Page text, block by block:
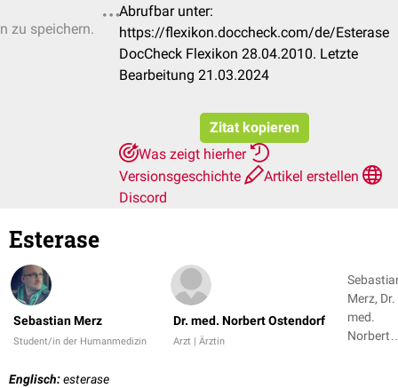
zu speichern.
Abrufbar unter:
https://flexikon.doccheck.com/de/Esterase
DocCheck Flexikon 28.04.2010. Letzte
Bearbeitung 21.03.2024
Zitat kopieren
Was zeigt hierher
Versionsgeschichte
Artikel erstellen
Discord
Esterase
Sebastian Merz
Student/in der Humanmedizin
Dr. med. Norbert Ostendorf
Arzt | Ärztin
Merz, Dr.
med.
Norbert
Englisch:esterase